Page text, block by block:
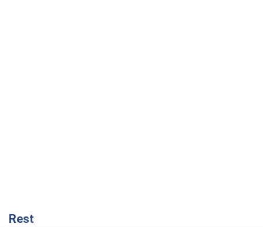
Rest